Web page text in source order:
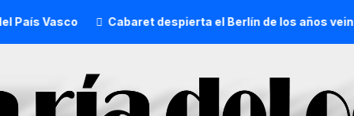
Vasco Cabaret despierta el Berlín de los años veinte